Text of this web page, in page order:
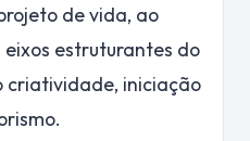
de vida, ao
estruturantes do
criatividade, iniciação